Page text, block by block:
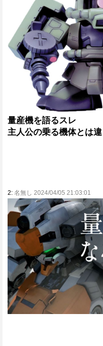
量産機を語るスレ
主人公の乗る機体とは
2: 名無し 2024/04/05 21:03:01